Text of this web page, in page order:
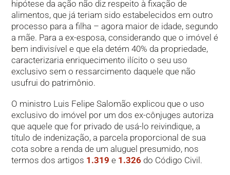
hipótese da ação não diz respeito à fixação de
alimentos, que já teriam sido estabelecidos em outro
processo para a filha – agora maior de idade, segundo
a mãe. Para a ex-esposa, considerando que o imóvel é
bem indivisível e que ela detém 40% da propriedade,
caracterizaria enriquecimento ilícito o seu uso
exclusivo sem o ressarcimento daquele que não
usufrui do patrimônio.
O ministro Luis Felipe Salomão explicou que o uso
exclusivo do imóvel por um dos ex-cônjuges autoriza
que aquele que for privado de usá-lo reivindique, a
título de indenização, a parcela proporcional de sua
cota sobre a renda de um aluguel presumido, nos
termos dos artigos 1.319 e 1.326 do Código Civil.